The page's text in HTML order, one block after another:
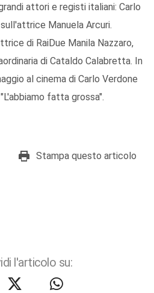
attori e registi italiani: Carlo
Manuela Arcuri.
di RaiDue Manila Nazzaro,
di Cataldo Calabretta. In
al cinema di Carlo Verdone
fatta grossa".
Stampa questo articolo
l'articolo su: